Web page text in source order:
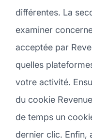
différentes. La
examiner
acceptée par
quelles
votre activité.
du cookie
de temps un
dernier clic. Enfin,